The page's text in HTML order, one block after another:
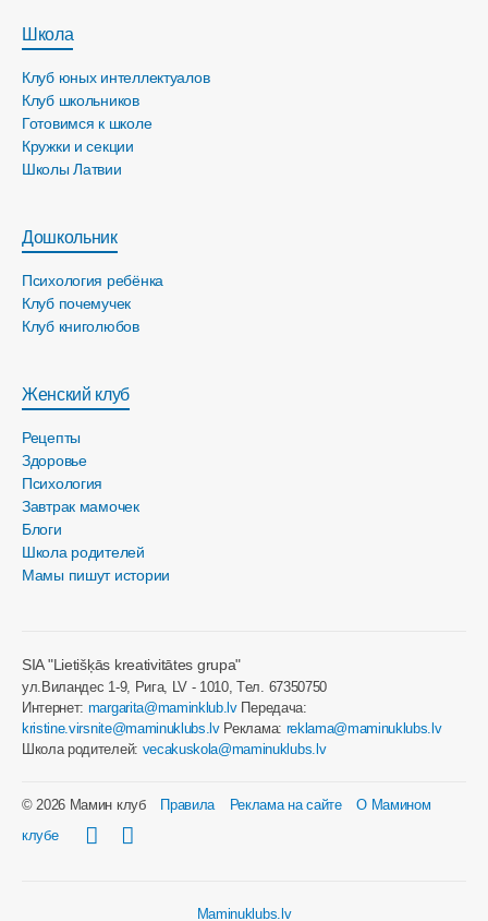
Школа
Клуб юных интеллектуалов
Клуб школьников
Готовимся к школе
Кружки и секции
Школы Латвии
Дошкольник
Психология ребёнка
Клуб почемучек
Клуб книголюбов
Женский клуб
Рецепты
Здоровье
Психология
Завтрак мамочек
Блоги
Школа родителей
Мамы пишут истории
SIA "Lietišķās kreativitātes grupa"
ул.Виландес 1-9, Рига, LV - 1010, Tел. 67350750
Интернет: margarita@maminklub.lvПередача:
kristine.virsnite@maminuklubs.lvРеклама: reklama@maminuklubs.lv
Школа родителей: vecakuskola@maminuklubs.lv
© 2026 Мамин клуб Правила Реклама на сайте
О Мамином
клубе
Maminuklubs.lv